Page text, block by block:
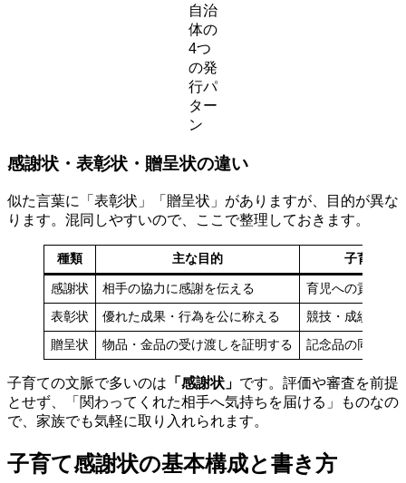
自治
体の
4つ
の発
行パ
ター
ン
感謝状・表彰状・贈呈状の違い
似た言葉に「表彰状」「贈呈状」がありますが、目的が異な
ります。混同しやすいので、ここで整理しておきます。
種類 主な目的 子育てで
感謝状 相手の協力に感謝を伝える 育児への貢献・
表彰状 優れた成果・行為を公に称える 競技・成績など
贈呈状 物品・金品の受け渡しを証明する 記念品の同時贈
子育ての文脈で多いのは 「感謝状」 です。評価や審査を前提
とせず、「関わってくれた相手へ気持ちを届ける」ものなの
で、家族でも気軽に取り入れられます。
子育て感謝状の基本構成と書き方